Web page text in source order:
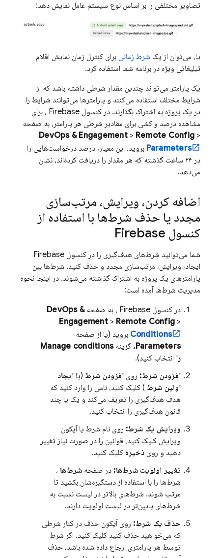
تصاویر مختلفی را بر اساس نوع سیستم عامل نمایش دهد:
یا، می‌توان از یک شرط زمانی برای کنترل زمان نمایش اقلام
تبلیغاتی ویژه در برنامه شما استفاده کرد.
یک پارامتر می‌تواند چندین مقدار شرطی داشته باشد که از
شرایط مختلف استفاده می‌کنند و پارامترها می‌توانند شرایط را
در یک پروژه به اشتراک بگذارند. در کنسول Firebase ، برای
مشاهده درصد واکشی برای مقادیر شرطی هر پارامتر، به صفحه
DevOps & Engagement> Remote Config >
Parameters بروید. این معیار، درصد درخواست‌هایی را
در ۲۴ ساعت گذشته که هر مقدار را دریافت کرده‌اند، نشان
می‌دهد.
اضافه کردن، ویرایش، مرتب‌سازی
مجدد یا حذف شرط‌ها با استفاده از
کنسول Firebase
شما می‌توانید شرط‌های هدف‌گیری را در کنسول Firebase
ایجاد، ویرایش، مرتب‌سازی مجدد و حذف کنید. شرط‌ها بین
پارامترهای یک پروژه به اشتراک گذاشته می‌شوند. در اینجا نحوه
مدیریت شرط‌ها آمده است:
در کنسول Firebase ، به صفحهDevOps &
Engagement> Remote Config >
Conditions بروید (یا از صفحه
Parameters، گزینهManage conditions
را انتخاب کنید).
افزودن شرط: روی افزودن شرط (یاایجاد
اولین شرط ) کلیک کنید، نامی را وارد کنید که
هدف هدف‌گیری را تعریف می‌کند و یک یا چند
قانون هدف‌گیری را انتخاب کنید.
ویرایش یک شرط: روی نام شرط یا آیکون
ویرایش کلیک کنید، قوانین را در صورت نیاز تغییر
دهید و روی ذخیره کلیک کنید.
تغییر اولویت شرط‌ها: در صفحه شرط‌ها ،
شرط‌ها را با استفاده از دستگیره‌شان بکشید تا
مرتب شوند. شرط‌های بالاتر در لیست نسبت به
شرط‌های پایین‌تر در لیست اولویت دارند.
حذف یک شرط: روی آیکون حذف در کنار شرطی
که می‌خواهید حذف کنید کلیک کنید. اگر شرط
توسط هر پارامتری ارجاع داده شده باشد، حذف